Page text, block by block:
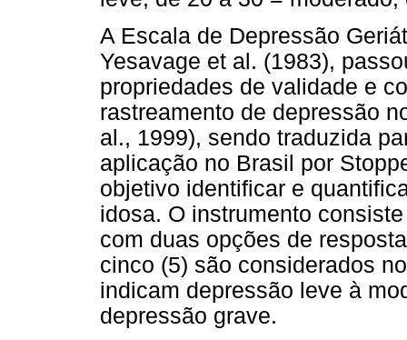
A Escala de Depressão
Yesavage et al. (1983),
propriedades de validade e
rastreamento de depressão
al., 1999), sendo traduzida
aplicação no Brasil por
objetivo identificar e
idosa. O instrumento
com duas opções de
cinco (5) são considerados
indicam depressão leve à
depressão grave.